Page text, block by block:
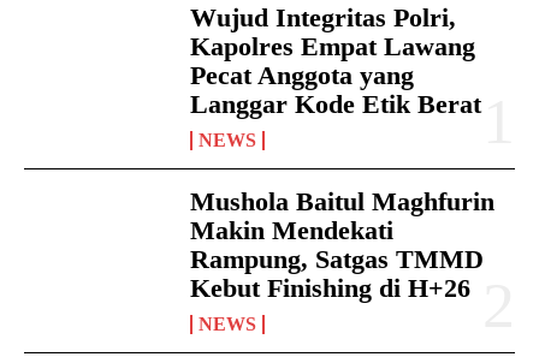
Wujud Integritas Polri,
Kapolres Empat Lawang
Pecat Anggota yang
Langgar Kode Etik Berat
NEWS
Mushola Baitul Maghfurin
Makin Mendekati
Rampung, Satgas TMMD
Kebut Finishing di H+26
NEWS